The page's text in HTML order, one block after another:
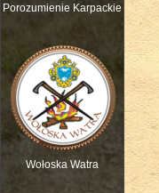
Porozumienie Karpackie
Wołoska Watra